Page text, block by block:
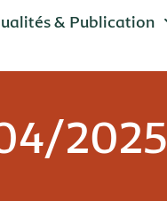
& Publication
2025